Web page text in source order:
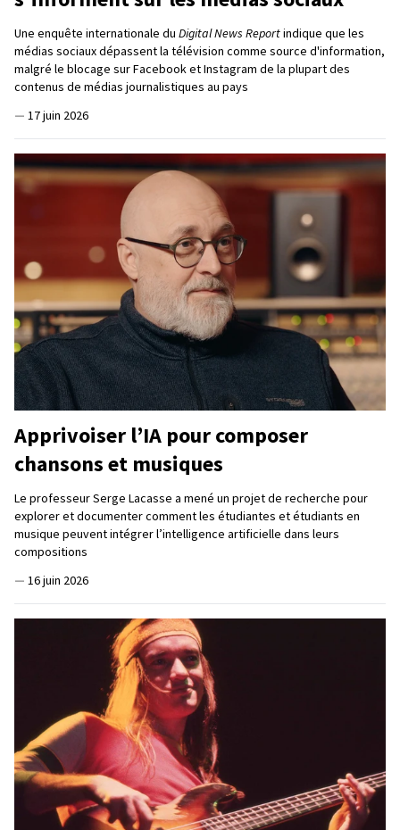
Une enquête internationale du Digital News Reportindique que les
médias sociaux dépassent la télévision comme source d'information,
malgré le blocage sur Facebook et Instagram de la plupart des
contenus de médias journalistiques au pays
— 17 juin 2026
Apprivoiser l’IA pour composer
chansons et musiques
Le professeur Serge Lacasse a mené un projet de recherche pour
explorer et documenter comment les étudiantes et étudiants en
musique peuvent intégrer l’intelligence artificielle dans leurs
compositions
— 16 juin 2026